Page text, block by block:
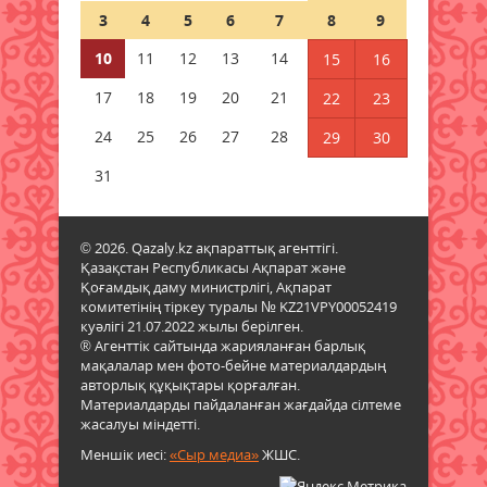
Елімізде Абай күніне орай 350-
ден астам шара өтеді
09 тамыз 2026 ж.
Жексенбіде еліміздің барлық
дерлік өңірінде дауылды
09 тамыз 2026 ж. 55
Синоптиктер дабыл қақты:
Қазақстанда аптап +43 градусқа
жетеді
09 тамыз 2026 ж. 67
Құрметті зейнет демалысына
шығарып салды
3
4 5 6 7 8
9
10
11 12 13 14 15
16
17
18 19 20 21 22
23
24
25 26 27 28 29
30
31
© 2026. Qazaly.kz ақпараттық агенттігі.
Қазақстан Республикасы Ақпарат және
Қоғамдық даму министрлігі, Ақпарат
комитетінің тіркеу туралы № KZ21VPY00052419
куәлігі 21.07.2022 жылы берілген.
® Агенттік сайтында жарияланған барлық
мақалалар мен фото-бейне материалдардың
авторлық құқықтары қорғалған.
Материалдарды пайдаланған жағдайда сілтеме
жасалуы міндетті.
Меншік иесі:«Сыр медиа»ЖШС.